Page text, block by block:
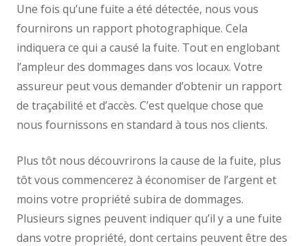
Une fois qu’une fuite a été détectée, nous vous
fournirons un rapport photographique. Cela
indiquera ce qui a causé la fuite. Tout en englobant
l’ampleur des dommages dans vos locaux. Votre
assureur peut vous demander d’obtenir un rapport
de traçabilité et d’accès. C’est quelque chose que
nous fournissons en standard à tous nos clients.
Plus tôt nous découvrirons la cause de la fuite, plus
tôt vous commencerez à économiser de l’argent et
moins votre propriété subira de dommages.
Plusieurs signes peuvent indiquer qu’il y a une fuite
dans votre propriété, dont certains peuvent être des